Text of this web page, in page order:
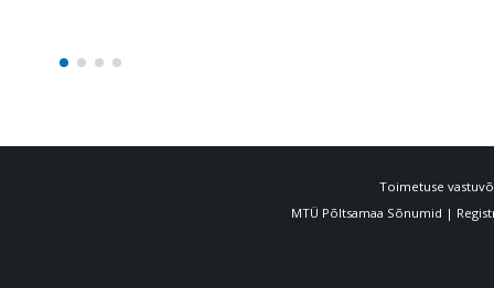
Toimetuse